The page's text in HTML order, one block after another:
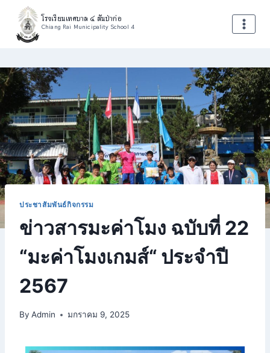
โรงเรียนเทศบาล ๔ สันป่าก่อ
Chiang Rai Municipality School 4
ประชาสัมพันธ์กิจกรรม
ข่าวสารมะค่าโมง ฉบับที่ 22
“มะค่าโมงเกมส์“ ประจำปี
2567
By Admin มกราคม 9, 2025